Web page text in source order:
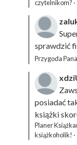
czytelnikom? ·
sprawdzić
Przygoda
posiadać
książki
Planer
książkoholik! ·